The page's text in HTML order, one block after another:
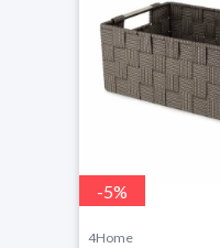
-5%
4Home